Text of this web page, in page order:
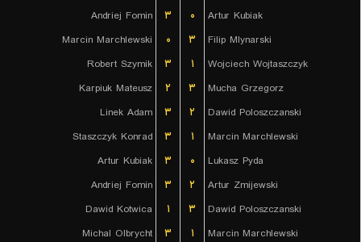
Andriej Fomin
۳ ۰
Artur Kubiak
Marcin Marchlewski
۰ ۳
Filip Mlynarski
Robert Szymik
۳ ۱
Wojciech Wojtaszczyk
Karpiuk Mateusz
۲ ۳
Mucha Grzegorz
Linek Adam
۳ ۲
Dawid Poloszczanski
Staszczyk Konrad
۳ ۱
Marcin Marchlewski
Artur Kubiak
۳ ۰
Lukasz Pyda
Andriej Fomin
۳ ۲
Artur Zmijewski
Dawid Kotwica
۱ ۳
Dawid Poloszczanski
Michal Olbrycht
۳ ۱
Marcin Marchlewski